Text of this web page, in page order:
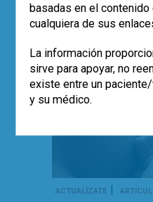
ACTUALÍZATE |
basadas en el
cualquiera de sus
La información
sirve para apoyar, no
existe entre un
y su médico.